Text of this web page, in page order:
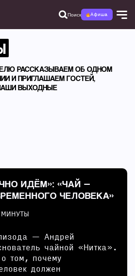
Поиск Афиша
РАССКАЗЫВАЕМ ОБ ОДНОМ
И ПРИГЛАШАЕМ ГОСТЕЙ,
ВЫХОДНЫЕ
ИДЁМ»: «ЧАЙ —
ЧЕЛОВЕКА»
— Андрей
чайной
«Нитка» .
о том, почему
должен